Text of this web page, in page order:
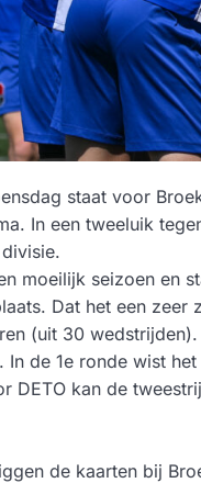
staat voor
In een tweeluik
moeilijk seizoen en
Dat het een
(uit 30
In de 1e ronde wist
DETO kan de
de kaarten bij